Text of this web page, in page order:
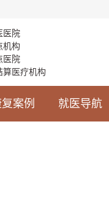
医院
机构
医院
算医疗机构
案例 就医导航